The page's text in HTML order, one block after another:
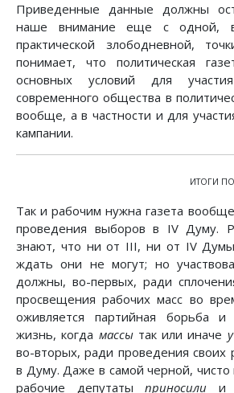
Приведенные данные должны
наше внимание еще с одной,
практической злободневной,
понимает, что политическая
основных условий для
современного общества в
вообще, а в частности и для
кампании.
ИТОГИ
Так и рабочим нужна газета
проведения выборов в IV Думу.
знают, что ни от III, ни от IV
ждать они не могут; но
должны, во-первых, ради
просвещения рабочих масс во
оживляется партийная борьба и
жизнь, когда массытак или иначе
во-вторых, ради проведения своих
в Думу. Даже в самой черной,
рабочие депутатыприносили и